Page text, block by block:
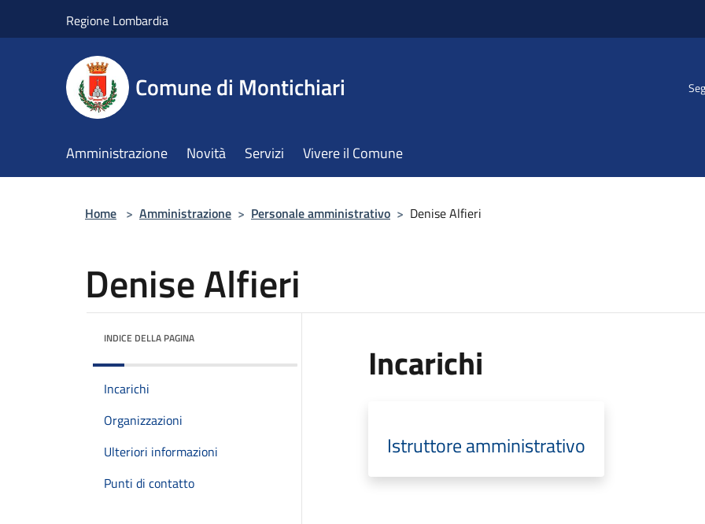
Regione Lombardia
Comune di Montichiari
Amministrazione Novità Servizi Vivere il Comune
Home > Amministrazione > Personale amministrativo > Denise Alfieri
Denise Alfieri
INDICE DELLA PAGINA
Incarichi
Organizzazioni
Ulteriori informazioni
Punti di contatto
Incarichi
Istruttore amministrativo